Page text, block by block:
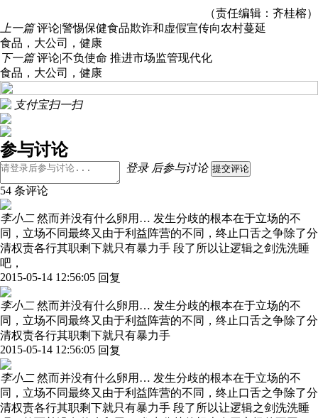
（责任编辑：齐桂榕）
上一篇 评论|警惕保健食品欺诈和虚假宣传向农村蔓延
食品 ， 大公司 ， 健康
下一篇 评论|不负使命 推进市场监管现代化
食品 ， 大公司 ， 健康
支付宝扫一扫
参与讨论
登录后参与讨论 提交评论
54 条评论
李小二然而并没有什么卵用… 发生分歧的根本在于立场的不
同，立场不同最终又由于利益阵营的不同，终止口舌之争除了分
清权责各行其职剩下就只有暴力手 段了所以让逻辑之剑洗洗睡
吧，
2015-05-14 12:56:05 回复
李小二然而并没有什么卵用… 发生分歧的根本在于立场的不
同，立场不同最终又由于利益阵营的不同，终止口舌之争除了分
清权责各行其职剩下就只有暴力手
2015-05-14 12:56:05 回复
李小二然而并没有什么卵用… 发生分歧的根本在于立场的不
同，立场不同最终又由于利益阵营的不同，终止口舌之争除了分
清权责各行其职剩下就只有暴力手 段了所以让逻辑之剑洗洗睡